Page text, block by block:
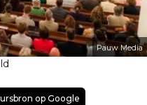
Pauw Media
op Google